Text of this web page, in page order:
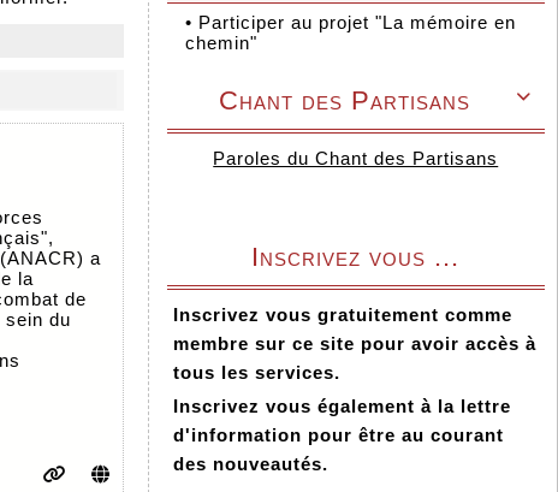
a
la
de
du
• Participer au projet "La mémoire en
chemin"

Chant des Partisans
Paroles du Chant des Partisans
Inscrivez vous ...
Inscrivez vous gratuitement comme
membre sur ce site pour avoir accès à
tous les services.
Inscrivez vous également à la lettre
d'information pour être au courant
des nouveautés.